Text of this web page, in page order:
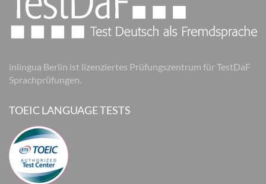
inlingua Berlin ist lizenziertes Prüfungszentrum für TestDaF
Sprachprüfungen.
TOEIC LANGUAGE TESTS